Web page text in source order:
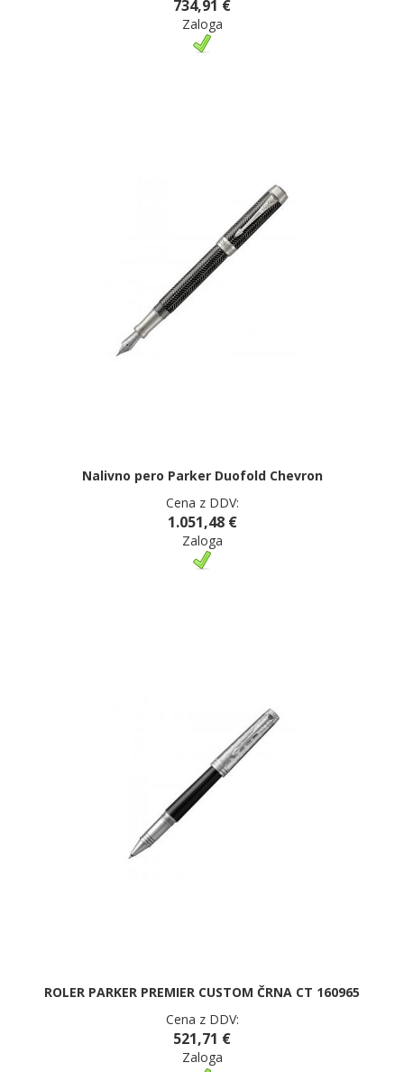
734,91 €
Zaloga
Nalivno pero Parker Duofold Chevron
Cena z DDV:
1.051,48 €
Zaloga
ROLER PARKER PREMIER CUSTOM ČRNA CT 160965
Cena z DDV:
521,71 €
Zaloga